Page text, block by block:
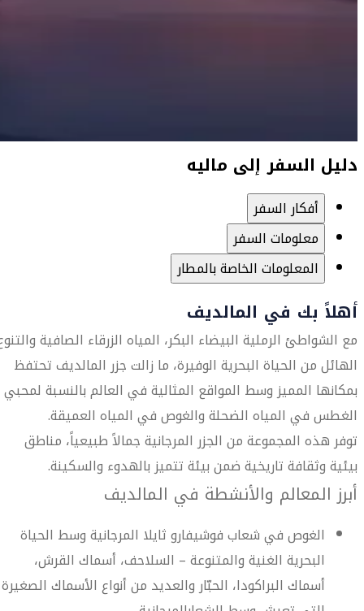
دليل السفر إلى ماليه
أفكار السفر
معلومات السفر
المعلومات الخاصة بالمطار
أهلاً بك في المالديف
مع الشواطئ الرملية البيضاء البكر، المياه الزرقاء الصافية
الهائل من الحياة البحرية الوفيرة، ما زالت جزر المالديف تحتفظ
بمكانها المميز وسط المواقع المثالية في العالم بالنسبة لمحبي
الغطس في المياه الضحلة والغوص في المياه العميقة.
توفر هذه المجموعة من الجزر المرجانية جمالاً طبيعياً، مناطق
بيئية وثقافة تاريخية ضمن بيئة تتميز بالهدوء والسكينة.
أبرز المعالم والأنشطة في المالديف
الغوص في شعاب فوشيفارو ثايلا المرجانية وسط الحياة
البحرية الغنية والمتنوعة – السلاحف، أسماك القرش،
أسماك البراكودا، الحبّار والعديد من أنواع الأسماك الصغيرة